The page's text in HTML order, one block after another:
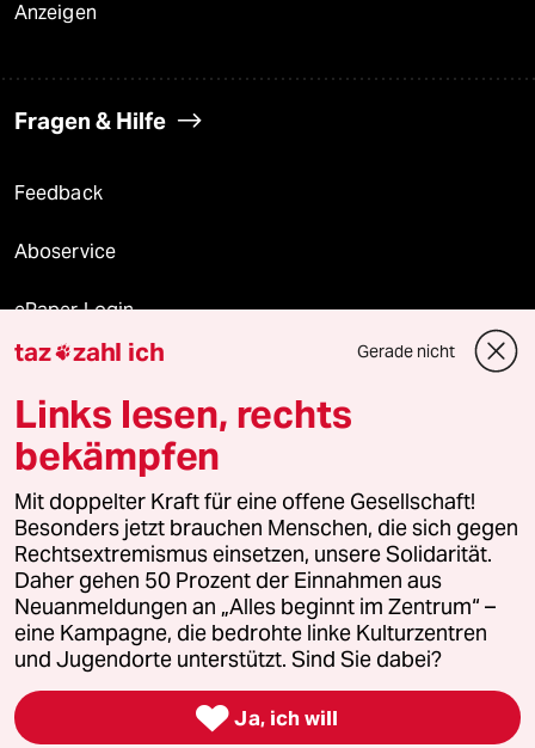
Anzeigen
Fragen & Hilfe
Feedback
Aboservice
ePaper Login
Downloads für Abonnierende
© 2026 taz Verlags und Vertriebs GmbH
Alle Rechte vorbehalten. Bei rechtlichen Fragen oder für Genehmigungen
wenden Sie sich bitte an lizenzen@taz.de
Feedback Redaktionsstatut Kommune-Richtlinien
Leitlinie Informant Datenschutz Impressum AGB
Seitenwende Einwilligungen widerrufen (Ads)
taz zahl ich Gerade nicht
Links lesen, rechts
bekämpfen
Mit doppelter Kraft für eine offene Gesellschaft!
Besonders jetzt brauchen Menschen, die sich gegen
Rechtsextremismus einsetzen, unsere Solidarität.
Daher gehen 50 Prozent der Einnahmen aus
Neuanmeldungen an „Alles beginnt im Zentrum“ –
eine Kampagne, die bedrohte linke Kulturzentren
und Jugendorte unterstützt. Sind Sie dabei?
 Ja, ich will